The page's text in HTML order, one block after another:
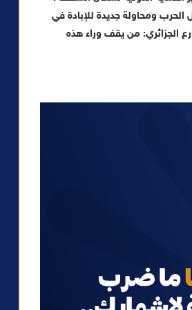
الحرب ومحاولة جديدة للإبادة في
الجزائري: من يقف وراء هذه